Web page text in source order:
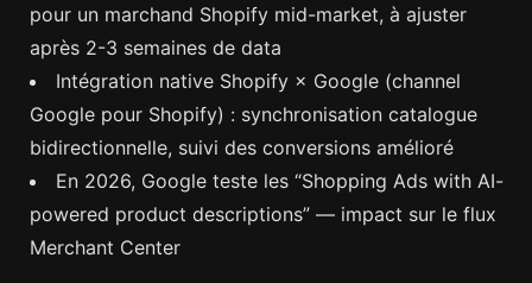
pour un marchand Shopify mid-market, à ajuster
après 2-3 semaines de data
Intégration native Shopify × Google (channel
Google pour Shopify) : synchronisation catalogue
bidirectionnelle, suivi des conversions amélioré
En 2026, Google teste les “Shopping Ads with AI-
powered product descriptions” — impact sur le flux
Merchant Center